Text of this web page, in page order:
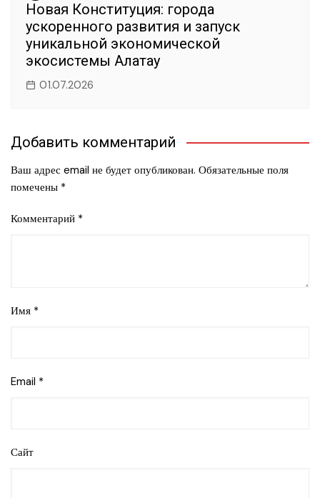
Новая Конституция: города
ускоренного развития и запуск
уникальной экономической
экосистемы Алатау
01.07.2026
Добавить комментарий
Ваш адрес email не будет опубликован. Обязательные поля
помечены *
Комментарий *
Имя *
Email *
Сайт